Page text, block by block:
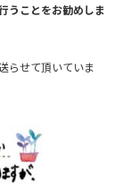
うことをお勧めしま
らせて頂いていま